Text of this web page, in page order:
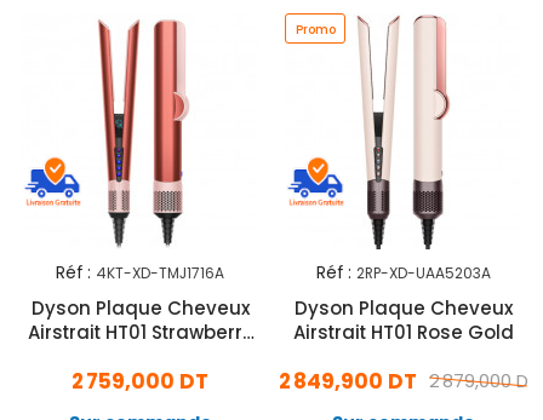
Réf : 4KT-XD-TMJ1716A
Dyson Plaque Cheveux
Airstrait HT01 Strawberry
2 759,000 DT
Promo
Réf : 2RP-XD-UAA5203A
Dyson Plaque Cheveux
Airstrait HT01 Rose Gold
2 879,000 DT
2 849,900 DT